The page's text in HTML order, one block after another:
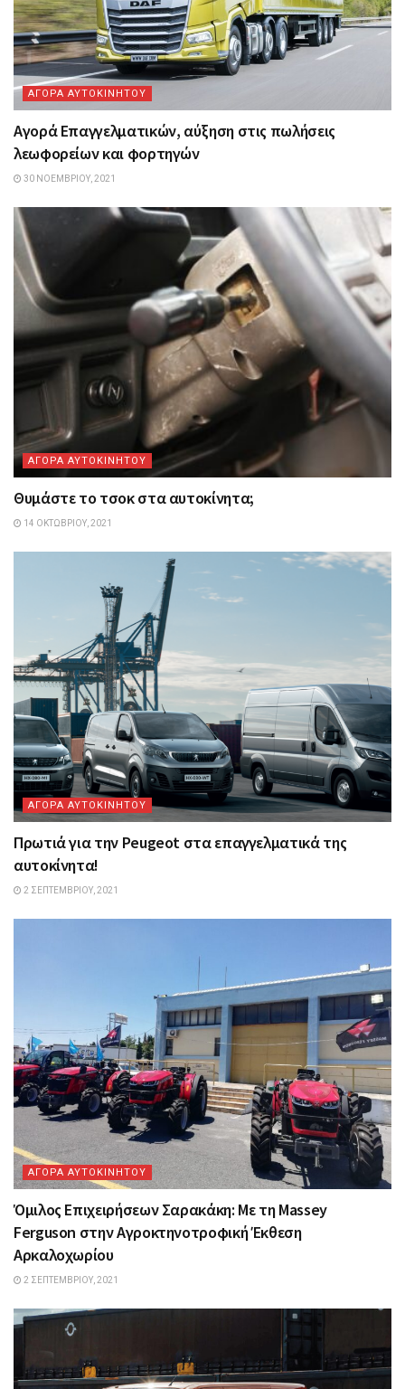
ΑΓΟΡΑ ΑΥΤΟΚΙΝΗΤΟΥ
Αγορά Επαγγελματικών, αύξηση στις πωλήσεις
λεωφορείων και φορτηγών
30 ΝΟΕΜΒΡΊΟΥ, 2021
ΑΓΟΡΑ ΑΥΤΟΚΙΝΗΤΟΥ
Θυμάστε το τσοκ στα αυτοκίνητα;
14 ΟΚΤΩΒΡΊΟΥ, 2021
ΑΓΟΡΑ ΑΥΤΟΚΙΝΗΤΟΥ
Πρωτιά για την Peugeot στα επαγγελματικά της
αυτοκίνητα!
2 ΣΕΠΤΕΜΒΡΊΟΥ, 2021
ΑΓΟΡΑ ΑΥΤΟΚΙΝΗΤΟΥ
Όμιλος Επιχειρήσεων Σαρακάκη: Mε τη Massey
Ferguson στην Αγροκτηνοτροφική Έκθεση
Αρκαλοχωρίου
2 ΣΕΠΤΕΜΒΡΊΟΥ, 2021